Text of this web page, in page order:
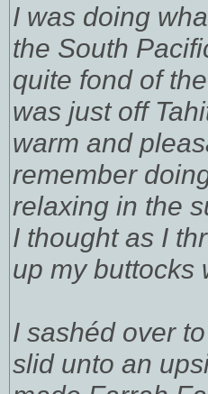
I was doing
the South
quite fond of
was just off
warm and
remember
relaxing in the
I thought as I
up my buttocks
I sashéd over
slid unto an